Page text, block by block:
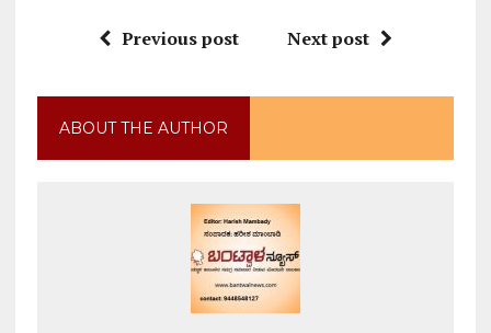
Previous post Next post
ABOUT THE AUTHOR